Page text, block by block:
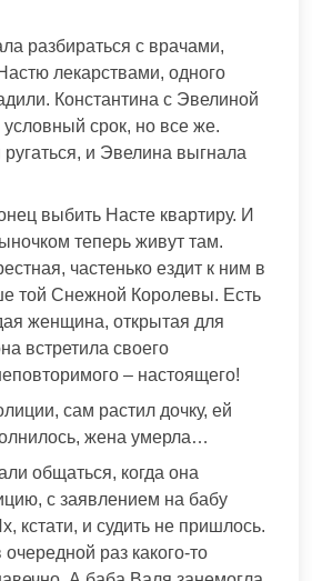
разбираться с врачами,
лекарствами, одного
Константина с Эвелиной
срок, но все же.
и Эвелина выгнала
выбить Насте квартиру. И
теперь живут там.
частенько ездит к ним в
той Снежной Королевы. Есть
женщина, открытая для
встретила своего
– настоящего!
сам растил дочку, ей
жена умерла…
общаться, когда она
с заявлением на бабу
кстати, и судить не пришлось.
раз какого-то